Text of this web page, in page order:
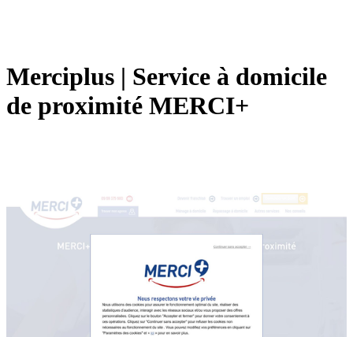
Merciplus | Service à domicile
de proximité MERCI+